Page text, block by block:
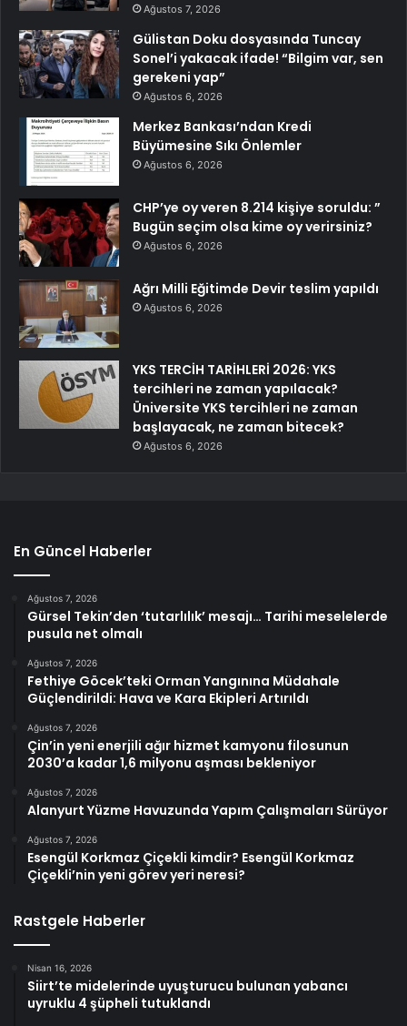
Ağustos 7, 2026
Gülistan Doku dosyasında Tuncay
Sonel’i yakacak ifade! “Bilgim var, sen
gerekeni yap”
Ağustos 6, 2026
Merkez Bankası’ndan Kredi
Büyümesine Sıkı Önlemler
Ağustos 6, 2026
CHP’ye oy veren 8.214 kişiye soruldu: ”
Bugün seçim olsa kime oy verirsiniz?
Ağustos 6, 2026
Ağrı Milli Eğitimde Devir teslim yapıldı
Ağustos 6, 2026
YKS TERCİH TARİHLERİ 2026: YKS
tercihleri ne zaman yapılacak?
Üniversite YKS tercihleri ne zaman
başlayacak, ne zaman bitecek?
Ağustos 6, 2026
En Güncel Haberler
Ağustos 7, 2026
Gürsel Tekin’den ‘tutarlılık’ mesajı… Tarihi meselelerde
pusula net olmalı
Ağustos 7, 2026
Fethiye Göcek’teki Orman Yangınına Müdahale
Güçlendirildi: Hava ve Kara Ekipleri Artırıldı
Ağustos 7, 2026
Çin’in yeni enerjili ağır hizmet kamyonu filosunun
2030’a kadar 1,6 milyonu aşması bekleniyor
Ağustos 7, 2026
Alanyurt Yüzme Havuzunda Yapım Çalışmaları Sürüyor
Ağustos 7, 2026
Esengül Korkmaz Çiçekli kimdir? Esengül Korkmaz
Çiçekli’nin yeni görev yeri neresi?
Rastgele Haberler
Nisan 16, 2026
Siirt’te midelerinde uyuşturucu bulunan yabancı
uyruklu 4 şüpheli tutuklandı